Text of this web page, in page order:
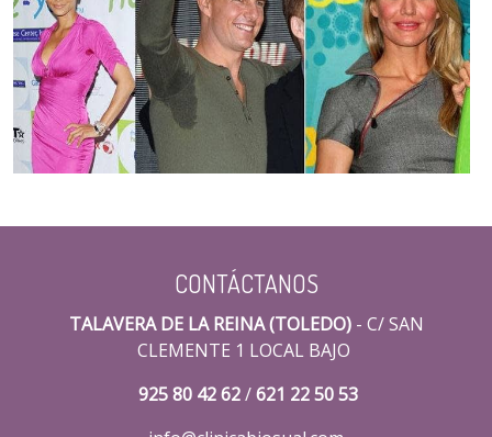
CONTÁCTANOS
TALAVERA DE LA REINA (TOLEDO) - C/ SAN
CLEMENTE 1 LOCAL BAJO
925 80 42 62/621 22 50 53